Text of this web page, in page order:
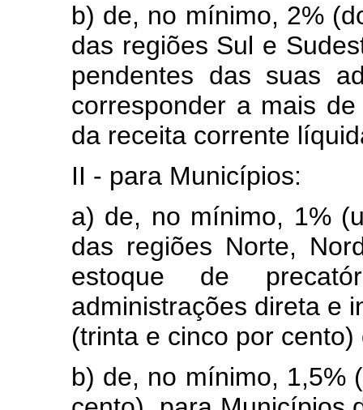
b) de, no mínimo, 2%
das regiões Sul e
pendentes das suas
corresponder a mais
da receita corrente
II - para Municípios:
a) de, no mínimo, 1%
das regiões Norte,
estoque de
administrações direta e
(trinta e cinco por
b) de, no mínimo, 1,5%